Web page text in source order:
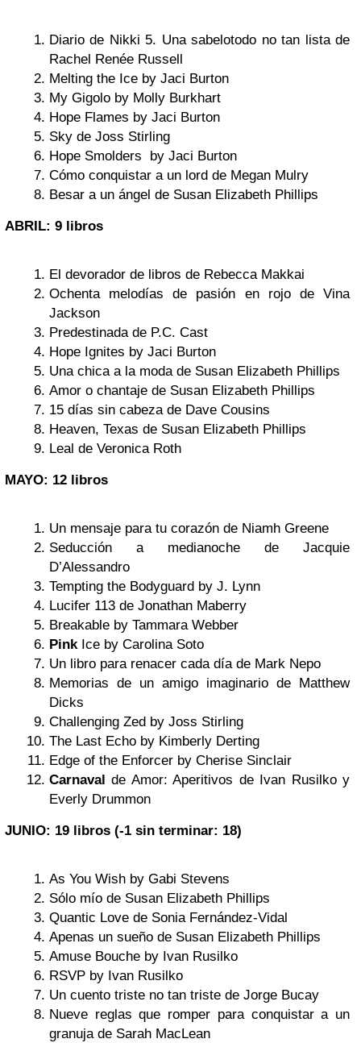
Diario de Nikki 5. Una sabelotodo no tan lista de
Rachel Renée Russell
Melting the Ice by Jaci Burton
My Gigolo by Molly Burkhart
Hope Flames by Jaci Burton
Sky de Joss Stirling
Hope Smolders by Jaci Burton
Cómo conquistar a un lord de Megan Mulry
Besar a un ángel de Susan Elizabeth Phillips
ABRIL: 9 libros
El devorador de libros de Rebecca Makkai
Ochenta melodías de pasión en rojo de Vina
Jackson
Predestinada de P.C. Cast
Hope Ignites by Jaci Burton
Una chica a la moda de Susan Elizabeth Phillips
Amor o chantaje de Susan Elizabeth Phillips
15 días sin cabeza de Dave Cousins
Heaven, Texas de Susan Elizabeth Phillips
Leal de Veronica Roth
MAYO: 12 libros
Un mensaje para tu corazón de Niamh Greene
Seducción a medianoche de Jacquie
D’Alessandro
Tempting the Bodyguard by J. Lynn
Lucifer 113 de Jonathan Maberry
Breakable by Tammara Webber
PinkIce by Carolina Soto
Un libro para renacer cada día de Mark Nepo
Memorias de un amigo imaginario de Matthew
Dicks
Challenging Zed by Joss Stirling
The Last Echo by Kimberly Derting
Edge of the Enforcer by Cherise Sinclair
Carnaval de Amor: Aperitivos de Ivan Rusilko y
Everly Drummon
JUNIO: 19 libros (-1 sin terminar: 18)
As You Wish by Gabi Stevens
Sólo mío de Susan Elizabeth Phillips
Quantic Love de Sonia Fernández-Vidal
Apenas un sueño de Susan Elizabeth Phillips
Amuse Bouche by Ivan Rusilko
RSVP by Ivan Rusilko
Un cuento triste no tan triste de Jorge Bucay
Nueve reglas que romper para conquistar a un
granuja de Sarah MacLean